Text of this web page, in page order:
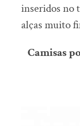
inseridos no
alças muito
Camisas